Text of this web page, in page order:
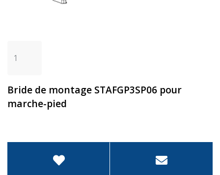
Bride de montage STAFGP3SP06 pour
marche-pied